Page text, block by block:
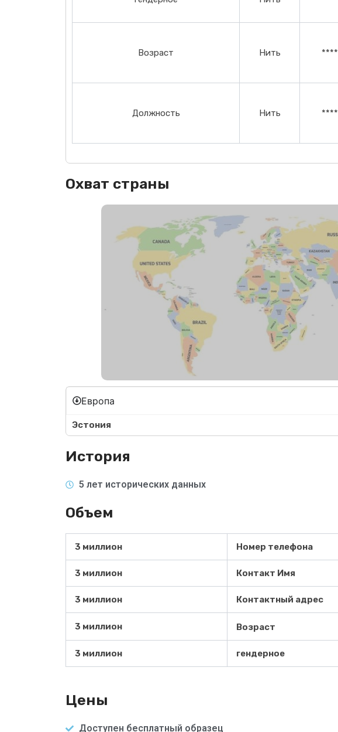
Возраст Нить ****
Должность Нить ****
Охват страны
Европа
Эстония
История
5 лет исторических данных
Объем
3 миллион Номер телефона
3 миллион Контакт Имя
3 миллион Контактный адрес
3 миллион Возраст
3 миллион гендерное
Цены
Доступен бесплатный образец